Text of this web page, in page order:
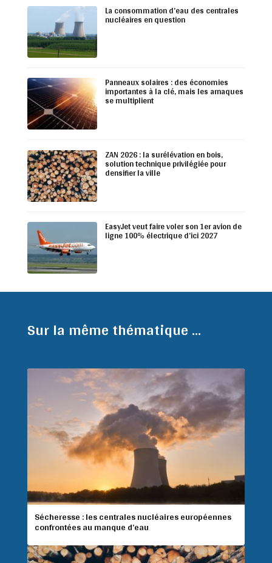
La consommation d’eau des centrales
nucléaires en question
Panneaux solaires : des économies
importantes à la clé, mais les arnaques
se multiplient
ZAN 2026 : la surélévation en bois,
solution technique privilégiée pour
densifier la ville
EasyJet veut faire voler son 1er avion de
ligne 100% électrique d’ici 2027
Sur la même thématique ...
Sécheresse : les centrales nucléaires européennes
confrontées au manque d’eau